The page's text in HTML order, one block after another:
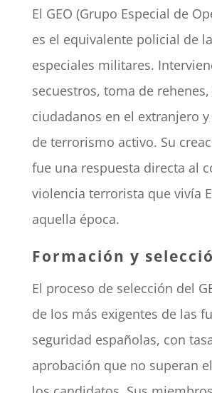
El GEO (Grupo Especial de
es el equivalente policial de
especiales militares.
secuestros, toma de
ciudadanos en el extranjero
de terrorismo activo. Su
fue una respuesta directa al
violencia terrorista que vivía
aquella época.
Formación y
El proceso de selección del
de los más exigentes de las
seguridad españolas, con
aprobación que no superan